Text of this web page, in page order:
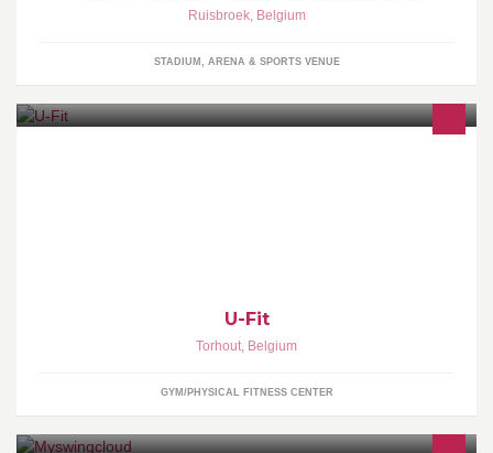
Ruisbroek, Belgium
STADIUM, ARENA & SPORTS VENUE
U-Fit
Torhout, Belgium
GYM/PHYSICAL FITNESS CENTER